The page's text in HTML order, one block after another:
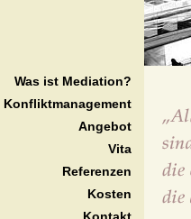
Was ist Mediation?
Konfliktmanagement
Angebot
Vita
Referenzen
Kosten